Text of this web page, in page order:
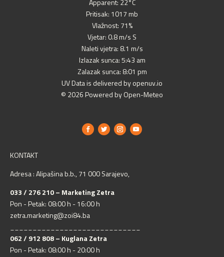
Apparent: 22°C
Pritisak: 1017 mb
Vlažnost: 71%
Vjetar: 0.8 m/s S
Naleti vjetra: 8.1 m/s
Izlazak sunca: 5:43 am
Zalazak sunca: 8:01 pm
UV Data is delivered by openuv.io
© 2026 Powered by Open-Meteo
KONTAKT
Adresa : Alipašina b.b., 71 000 Sarajevo,
033 / 276 210 – Marketing Zetra
Pon - Petak: 08:00 h - 16:00 h
zetra.marketing@zoi84.ba
062 / 912 808 – Kuglana Zetra
Pon - Petak: 08:00 h - 20:00 h